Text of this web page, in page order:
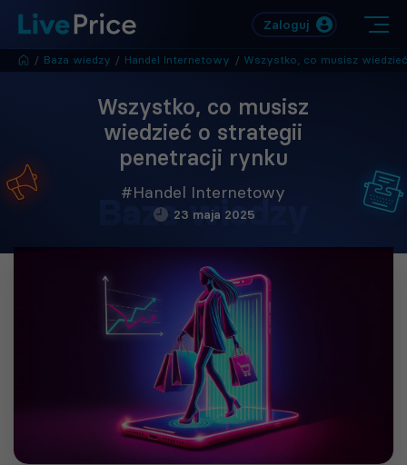
Zaloguj
/ Baza wiedzy / Handel Internetowy / Wszystko, co musisz wiedzieć o strategii
Wszystko, co musisz
wiedzieć o strategii
penetracji rynku
#Handel Internetowy
23 maja 2025
Baza wiedzy